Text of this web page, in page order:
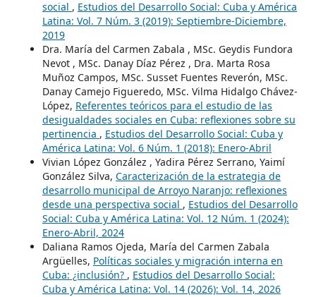
social , Estudios del Desarrollo Social: Cuba y América
Latina: Vol. 7 Núm. 3 (2019): Septiembre-Diciembre,
2019
Dra. María del Carmen Zabala , MSc. Geydis Fundora
Nevot , MSc. Danay Díaz Pérez , Dra. Marta Rosa
Muñoz Campos, MSc. Susset Fuentes Reverón, MSc.
Danay Camejo Figueredo, MSc. Vilma Hidalgo Chávez-
López, Referentes teóricos para el estudio de las
desigualdades sociales en Cuba: reflexiones sobre su
pertinencia , Estudios del Desarrollo Social: Cuba y
América Latina: Vol. 6 Núm. 1 (2018): Enero-Abril
Vivian López González , Yadira Pérez Serrano, Yaimí
González Silva, Caracterización de la estrategia de
desarrollo municipal de Arroyo Naranjo: reflexiones
desde una perspectiva social , Estudios del Desarrollo
Social: Cuba y América Latina: Vol. 12 Núm. 1 (2024):
Enero-Abril, 2024
Daliana Ramos Ojeda, María del Carmen Zabala
Argüelles, Políticas sociales y migración interna en
Cuba: ¿inclusión? , Estudios del Desarrollo Social:
Cuba y América Latina: Vol. 14 (2026): Vol. 14, 2026